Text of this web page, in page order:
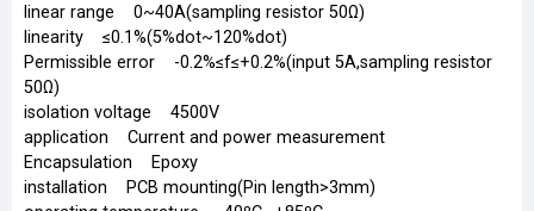
linear range 0~40A(sampling resistor 50Ω)
linearity ≤0.1%(5%dot~120%dot)
Permissible error -0.2%≤f≤+0.2%(input 5A,sampling resistor
50Ω)
isolation voltage 4500V
application Current and power measurement
Encapsulation Epoxy
installation PCB mounting(Pin length>3mm)